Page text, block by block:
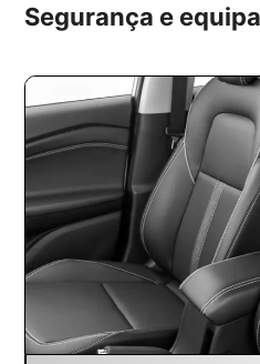
Segurança e